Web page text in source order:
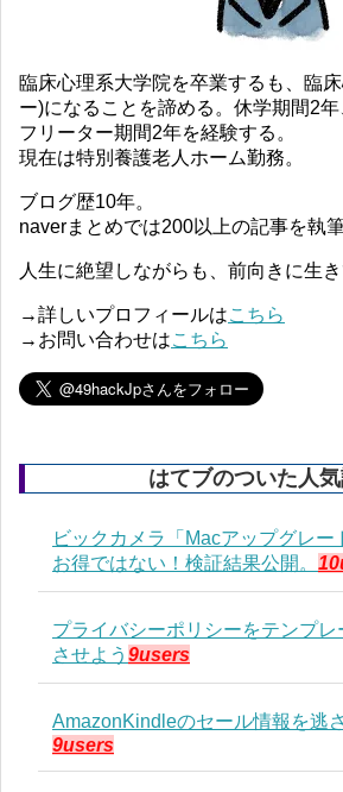
臨床心理系大学院を卒業するも、臨
ー)になることを諦める。休学期間2年
フリーター期間2年を経験する。
現在は特別養護老人ホーム勤務。
ブログ歴10年。
naverまとめでは200以上の記事を執筆
人生に絶望しながらも、前向きに生き
→詳しいプロフィールはこちら
→お問い合わせはこちら
はてブのついた人
ビックカメラ「Macアップグレー
お得ではない！検証結果公開。
プライバシーポリシーをテンプ
させよう 9users
AmazonKindleのセール情報を逃
9users